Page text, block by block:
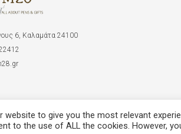
6, Καλαμάτα 24100
website to give you the most relevant
to the use of ALL the cookies. However,